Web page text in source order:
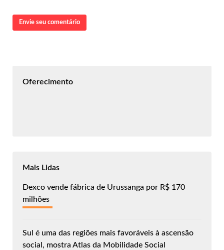
Envie seu comentário
Oferecimento
Mais Lidas
Dexco vende fábrica de Urussanga por R$ 170
milhões
Sul é uma das regiões mais favoráveis à ascensão
social, mostra Atlas da Mobilidade Social